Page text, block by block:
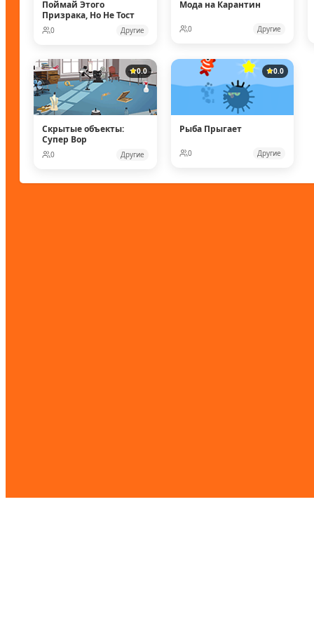
Поймай Этого
Призрака, Но Не Тост
0 Другие
Мода на Карантин
0 Другие
0.0
Скрытые объекты:
Супер Вор
0 Другие
0.0
Рыба Прыгает
0 Другие